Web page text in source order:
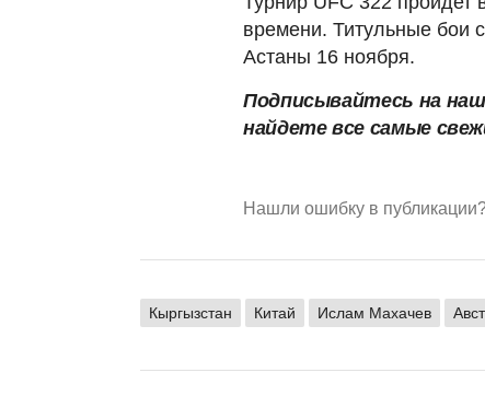
времени. Титульные бои
Астаны 16 ноября.
Подписывайтесь на наш
найдете все самые
Нашли ошибку в
Кыргызстан Китай Ислам Махачев